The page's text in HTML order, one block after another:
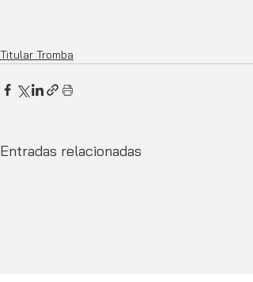
Titular Tromba
Entradas relacionadas